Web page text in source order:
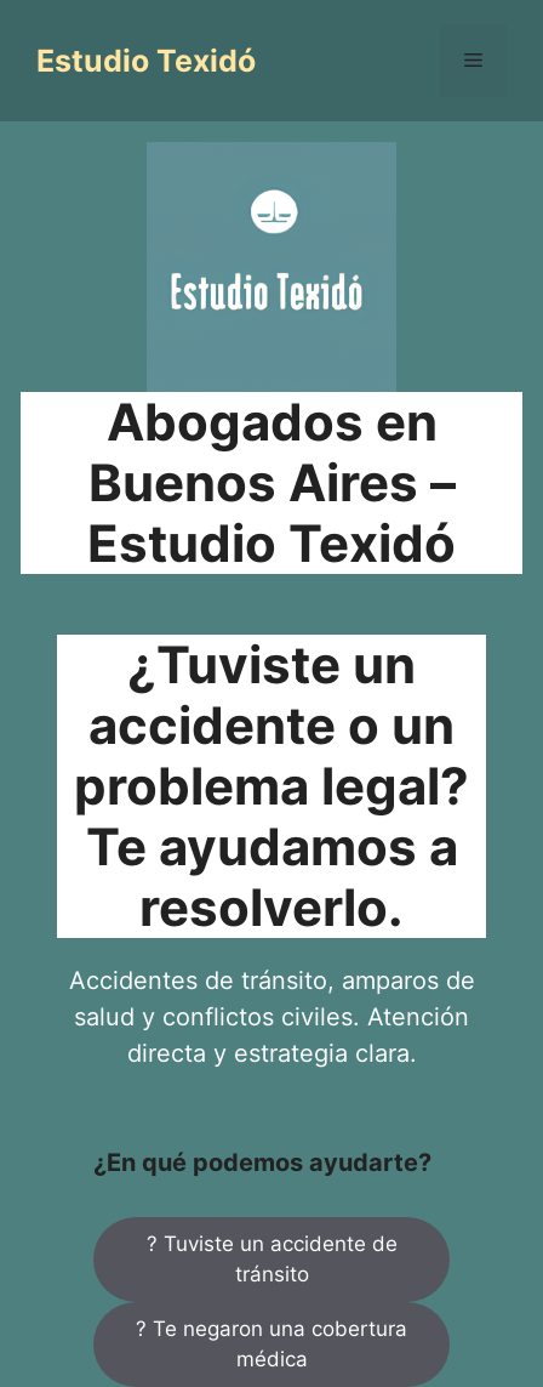
contenido
Estudio Texidó Menú
Abogados en
Buenos Aires –
Estudio Texidó
¿Tuviste un
accidente o un
problema legal?
Te ayudamos a
resolverlo.
Accidentes de tránsito, amparos de
salud y conflictos civiles. Atención
directa y estrategia clara.
¿En qué podemos ayudarte?
? Tuviste un accidente de
tránsito
? Te negaron una cobertura
médica